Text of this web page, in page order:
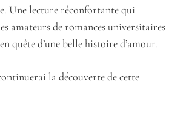
Une lecture réconfortante qui
amateurs de romances universitaires
quête d’une belle histoire d’amour.
la découverte de cette